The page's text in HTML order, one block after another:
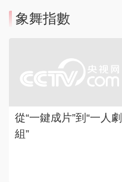
象舞指數
從“一鍵成片”到“一人劇
組”